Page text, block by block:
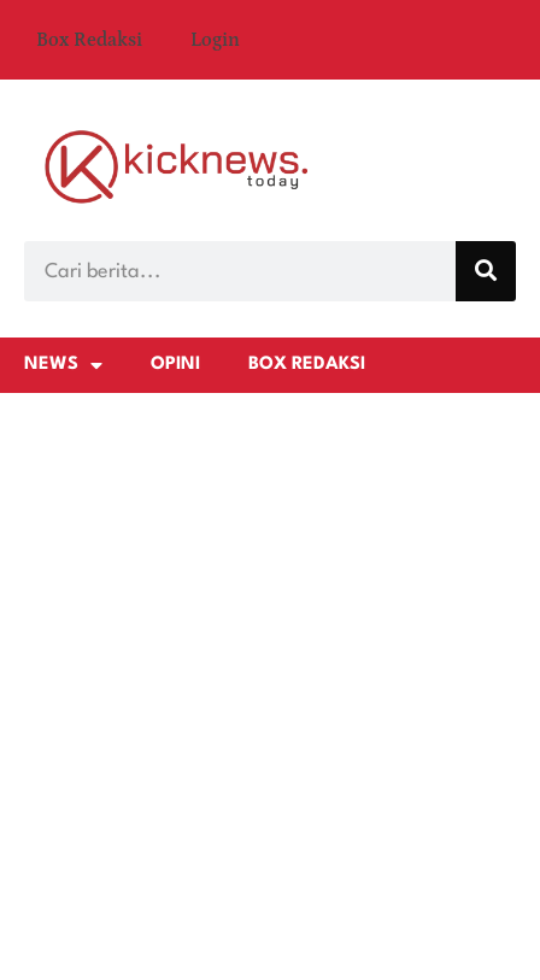
Box Redaksi Login
NEWS OPINI BOX REDAKSI